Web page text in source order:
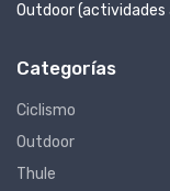
Outdoor (actividades
Categorías
Ciclismo
Outdoor
Thule